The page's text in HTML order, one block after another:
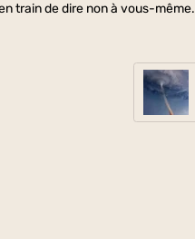
train de dire non à vous-même.